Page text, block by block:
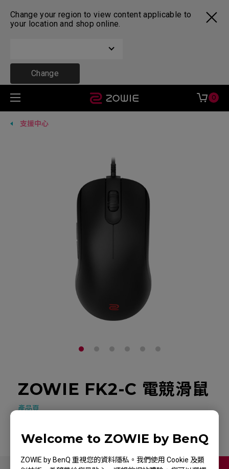
Change your region to view content applicable to
your location and shop online.
Change
Welcome to ZOWIE by BenQ
ZOWIE by BenQ 重視您的資料隱私。我們使用 Cookie 及類
0
支援中心
ZOWIE FK2-C 電競滑鼠
產品頁